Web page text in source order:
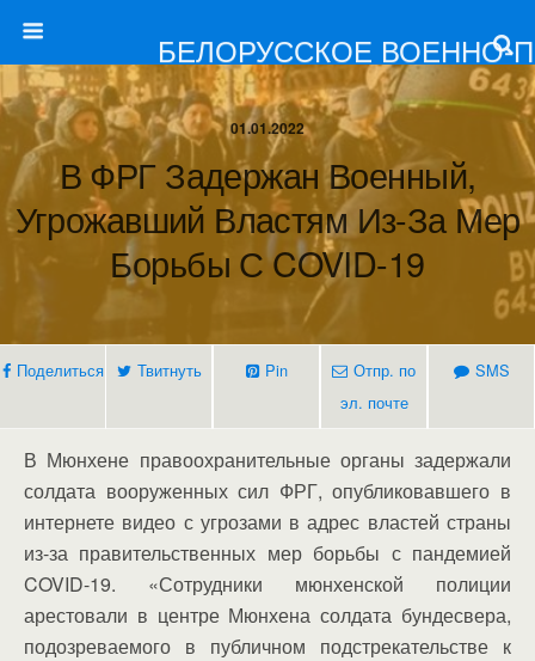
БЕЛОРУССКОЕ ВОЕННО-
01.01.2022
В ФРГ Задержан Военный,
Угрожавший Властям Из-За Мер
Борьбы С COVID-19
Поделиться Твитнуть Pin
Отпр. по
эл. почте
SMS
В Мюнхене правоохранительные органы задержали
солдата вооруженных сил ФРГ, опубликовавшего в
интернете видео с угрозами в адрес властей страны
из-за правительственных мер борьбы с пандемией
COVID-19. «Сотрудники мюнхенской полиции
арестовали в центре Мюнхена солдата бундесвера,
подозреваемого в публичном подстрекательстве к